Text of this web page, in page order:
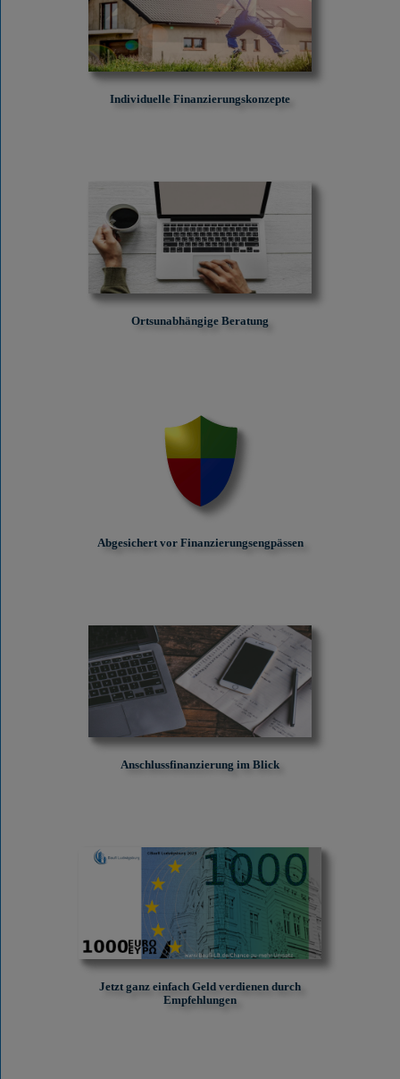
Individuelle Finanzierungskonzepte
Ortsunabhängige Beratung
Abgesichert vor Finanzierungs­engpässen
Anschlussfinanzierung im Blick
Jetzt ganz einfach Geld verdienen durch
Empfehlungen